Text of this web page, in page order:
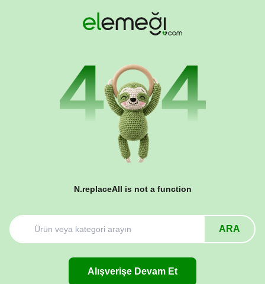
N.replaceAll is not a function
ARA
Alışverişe Devam Et